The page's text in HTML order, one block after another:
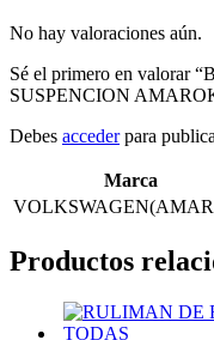
No hay valoraciones aún.
Sé el primero en valorar
SUSPENCION
Debes accederpara
Marca
Productos